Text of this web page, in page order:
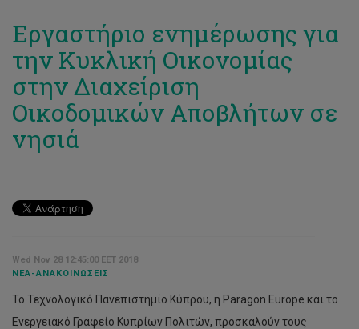
Εργαστήριο ενημέρωσης για
την Κυκλική Οικονομίας
στην Διαχείριση
Οικοδομικών Αποβλήτων σε
νησιά
Wed Nov 28 12:45:00 EET 2018
ΝΈΑ-ΑΝΑΚΟΙΝΏΣΕΙΣ
Το Τεχνολογικό Πανεπιστημίο Κύπρου, η Paragon Europe και το
Ενεργειακό Γραφείο Κυπρίων Πολιτών, προσκαλούν τους